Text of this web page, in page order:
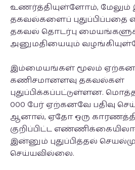
உணர்த்தியுள்ளோம்,
தகவல்களைப் புதுப்பிப்பதை
தகவல் தொடர்பு
அனுமதியையும்
இம்மையங்கள் மூலம்
கணிசமானளவு தகவல்கள்
புதுப்பிக்கப்பட்டுள்ளன.
000 பேர் ஏற்கனவே பதிவு
ஆனால், ஏதோ ஒரு
குறிப்பிட்ட
இன்னும் புதுப்பித்தல்
செய்யவில்லை.